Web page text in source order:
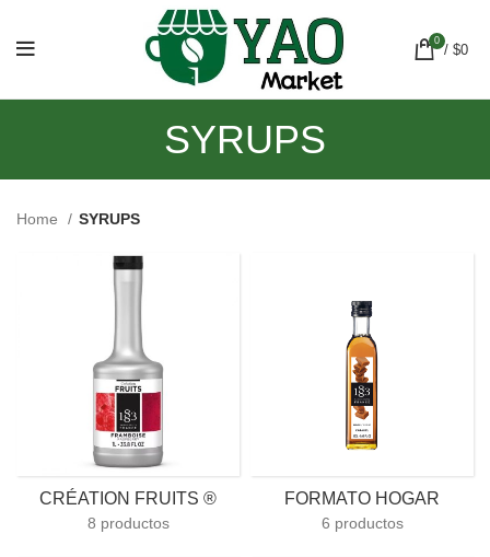
0
/ $0
SYRUPS
Home SYRUPS
CRÉATION FRUITS ®
8 productos
FORMATO HOGAR
6 productos